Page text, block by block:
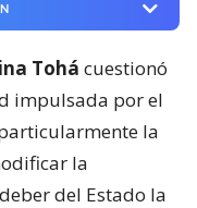
Tohá cuestionó
impulsada por el
la
la
del Estado la